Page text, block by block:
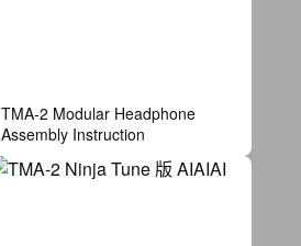
TMA-2 Modular Headphone
Assembly Instruction